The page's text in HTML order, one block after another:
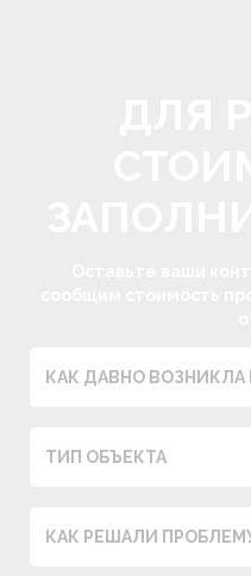
КАК ДАВНО ВОЗНИКЛА
ТИП ОБЪЕКТА
КАК РЕШАЛИ